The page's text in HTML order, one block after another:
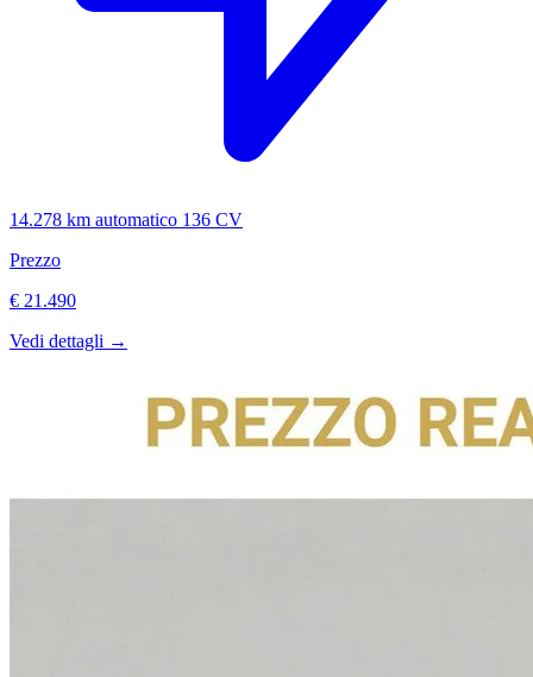
14.278 km automatico 136 CV
Prezzo
€ 21.490
Vedi dettagli →